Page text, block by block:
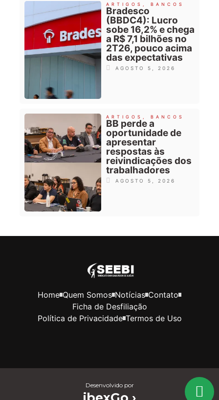
ARTIGOS BANCOS
Bradesco
(BBDC4): Lucro
sobe 16,2% e chega
a R$ 7,1 bilhões no
2T26, pouco acima
das expectativas
AGOSTO 5, 2026
ARTIGOS BANCOS
BB perde a
oportunidade de
apresentar
respostas às
reivindicações dos
trabalhadores
AGOSTO 5, 2026
Home Quem Somos Notícias Contato
Ficha de Desfiliação
Política de Privacidade Termos de Uso
Desenvolvido por